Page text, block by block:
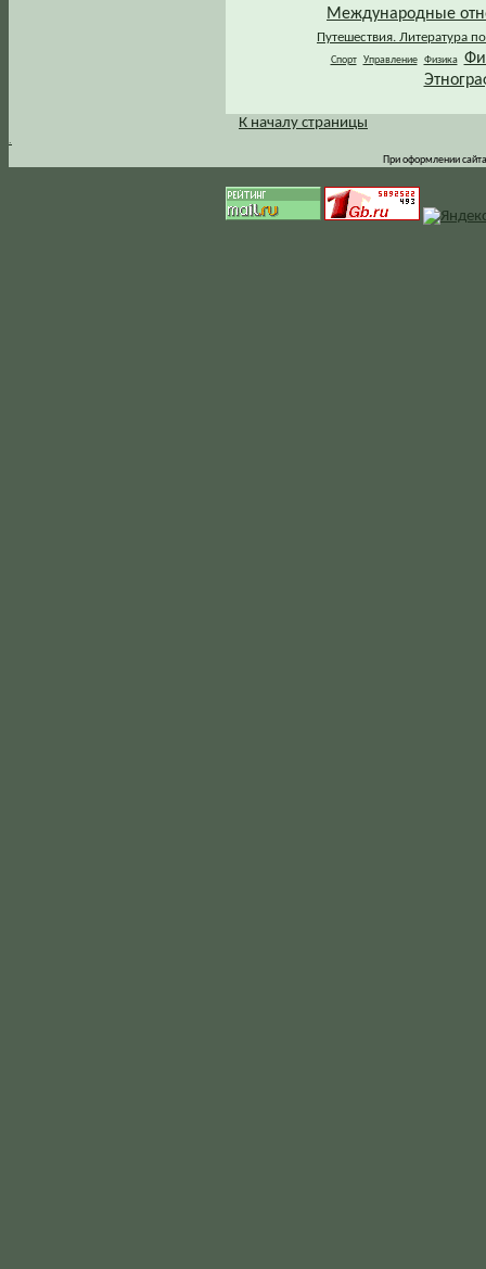
Международные
Путешествия. Литература
Спорт Управление Физика
.
К началу страницы
При оформлении